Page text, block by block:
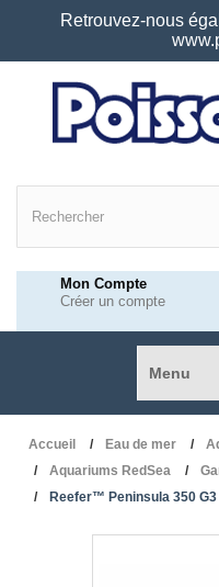
Retrouvez-nous
Mon Compte
Créer un compte
Menu
Accueil Eau de mer
Aquariums RedSea
Reefer™ Peninsula 350 G3